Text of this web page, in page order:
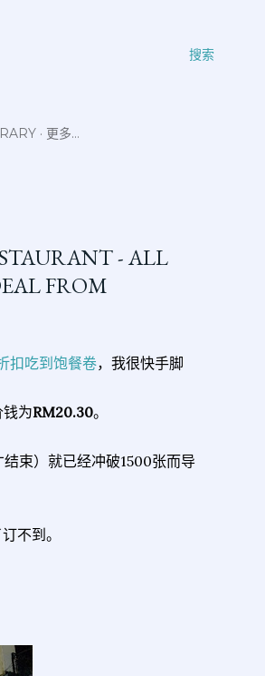
搜索
更多…
- ALL
FROM
扣吃到饱餐卷，我很快手脚
为RM20.30。
束）就已经冲破1500张而导
不到。